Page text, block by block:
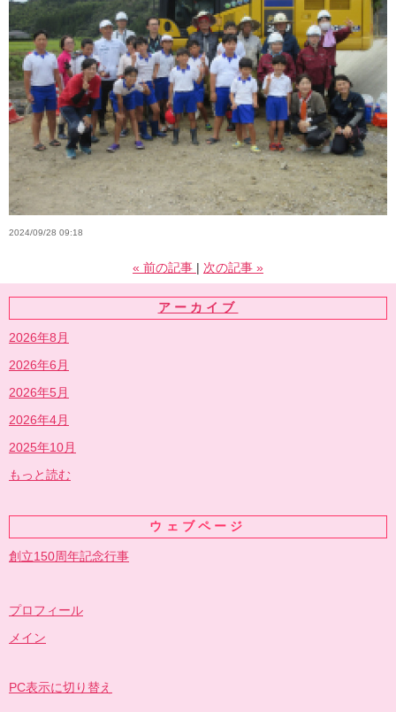
2024/09/28 09:18
« 前の記事 次の記事 »
アーカイブ
2026年8月
2026年6月
2026年5月
2026年4月
2025年10月
もっと読む
ウェブページ
創立150周年記念行事
プロフィール
メイン
PC表示に切り替え